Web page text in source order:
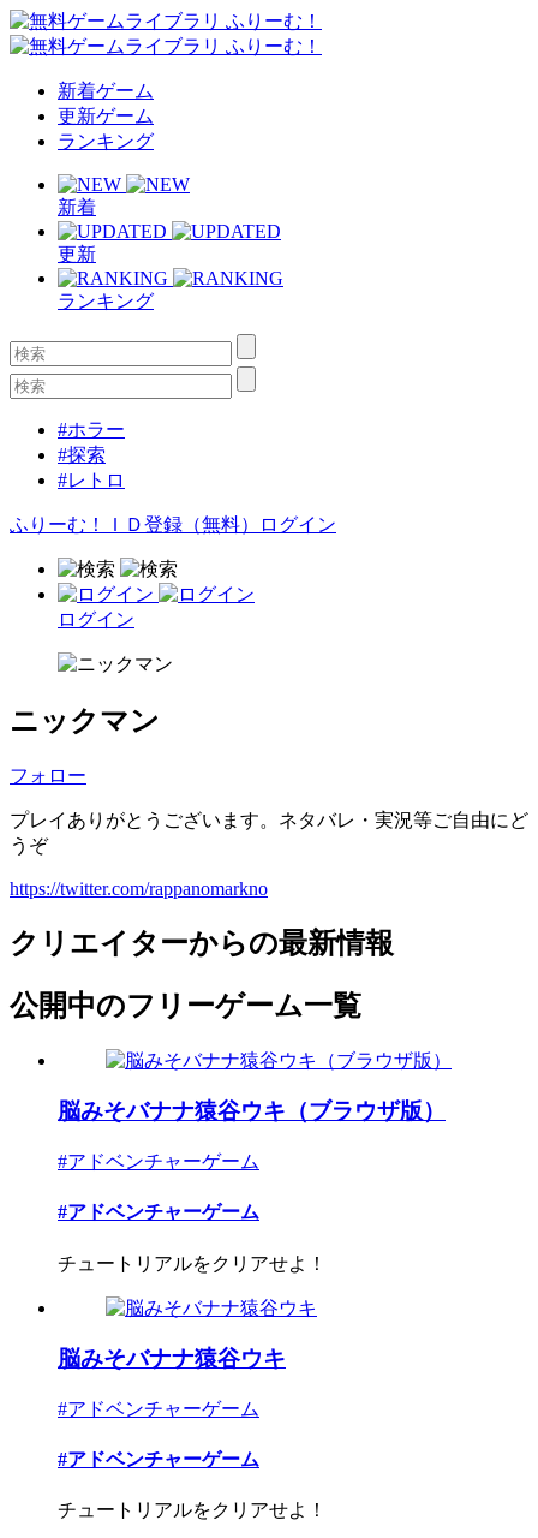
新着ゲーム
更新ゲーム
ランキング
新着
更新
ランキング
#ホラー
#探索
#レトロ
ふりーむ！ＩＤ登録（無料） ログイン
ログイン
ニックマン
フォロー
プレイありがとうございます。ネタバレ・実況等ご自由にど
うぞ
https://twitter.com/rappanomarkno
クリエイターからの最新情報
公開中のフリーゲーム一覧
脳みそバナナ猿谷ウキ（ブラウザ版）
#アドベンチャーゲーム
#アドベンチャーゲーム
チュートリアルをクリアせよ！
脳みそバナナ猿谷ウキ
#アドベンチャーゲーム
#アドベンチャーゲーム
チュートリアルをクリアせよ！